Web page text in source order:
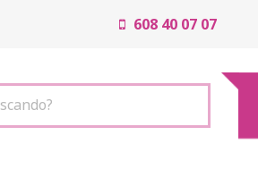
608 40 07 07